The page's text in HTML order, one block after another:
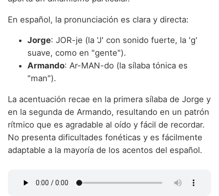
En español, la pronunciación es clara y directa:
Jorge: JOR-je (la 'J' con sonido fuerte, la 'g'
suave, como en "gente").
Armando: Ar-MAN-do (la sílaba tónica es
"man").
La acentuación recae en la primera sílaba de Jorge y
en la segunda de Armando, resultando en un patrón
rítmico que es agradable al oído y fácil de recordar.
No presenta dificultades fonéticas y es fácilmente
adaptable a la mayoría de los acentos del español.